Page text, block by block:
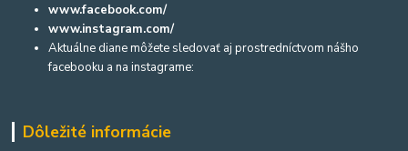
www.facebook.com/
www.instagram.com/
Aktuálne diane môžete sledovať aj prostredníctvom nášho
facebooku a na instagrame:
Dôležité informácie